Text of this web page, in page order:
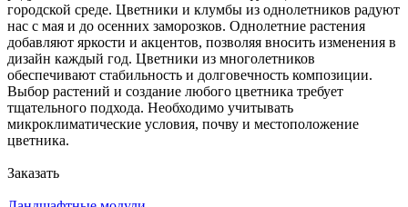
городской среде. Цветники и клумбы из однолетников радуют
нас с мая и до осенних заморозков. Однолетние растения
добавляют яркости и акцентов, позволяя вносить изменения в
дизайн каждый год. Цветники из многолетников
обеспечивают стабильность и долговечность композиции.
Выбор растений и создание любого цветника требует
тщательного подхода. Необходимо учитывать
микроклиматические условия, почву и местоположение
цветника.
Заказать